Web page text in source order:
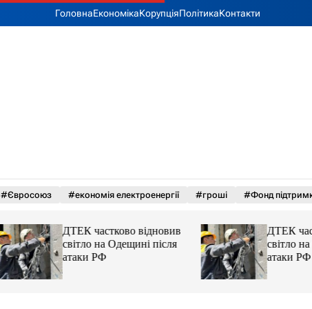
ГоловнаЕкономікаКорупціяПолітикаКонтакти
#Євросоюз #економія електроенергії #гроші #Фонд
ДТЕК частково відновив
світло на Одещині після
атаки РФ
ДТЕК частково
світло на
атаки РФ